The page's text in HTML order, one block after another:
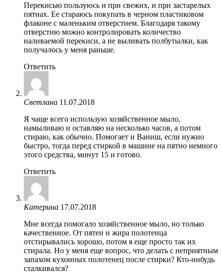
Перекисью пользуюсь и при свежих, и при застарелых
пятнах. Ее стараюсь покупать в черном пластиковом
флаконе с маленьким отверстием. Благодаря такому
отверстию можно контролировать количество
наливаемой перекиси, а не выливать полбутылки, как
получалось у меня раньше.
Ответить
Светлана 11.07.2018
Я чаще всего использую хозяйственное мыло,
намыливаю и оставляю на несколько часов, а потом
стираю, как обычно. Помогает и Ваниш, если нужно
быстро, тогда перед стиркой в машине на пятно немного
этого средства, минут 15 и готово.
Ответить
Катерина 17.07.2018
Мне всегда помогало хозяйственное мыло, но только
качественное. От пятен и жира полотенца
отстирывались хорошо, потом я еще просто так их
стирала. Но у меня еще вопрос, что делать с неприятным
запахом кухонных полотенец после стирки? Кто-нибудь
сталкивался?